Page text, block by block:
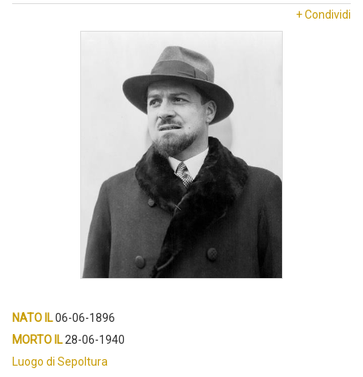
+ Condividi
NATO IL06-06-1896
MORTO IL28-06-1940
Luogo di Sepoltura